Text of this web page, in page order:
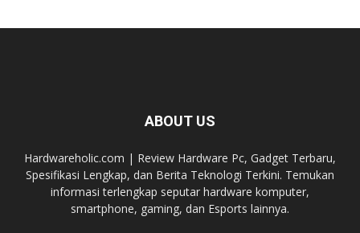
ABOUT US
Hardwareholic.com | Review Hardware Pc, Gadget Terbaru,
Spesifikasi Lengkap, dan Berita Teknologi Terkini. Temukan
informasi terlengkap seputar hardware komputer,
smartphone, gaming, dan Esports lainnya.